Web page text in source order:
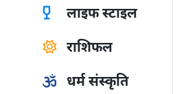
लाइफ स्टाइल
राशिफल
धर्म संस्कृति